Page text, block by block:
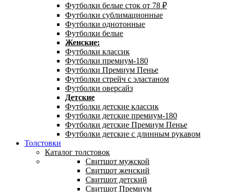
Футболки белые сток от 78 ₽
Футболки сублимационные
Футболки однотонные
Футболки белые
Женские:
Футболки классик
Футболки премиум-180
Футболки Премиум Пенье
Футболки стрейч с эластаном
Футболки оверсайз
Детские
Футболки детские классик
Футболки детские премиум-180
Футболки детские Премиум Пенье
Футболки детские с длинным рукавом
Толстовки
Каталог толстовок
Свитшот мужской
Свитшот женский
Свитшот детский
Свитшот Премиум